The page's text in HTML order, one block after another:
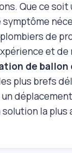
Que ce
symptôme
de
et
de ballon
plus brefs
la plus